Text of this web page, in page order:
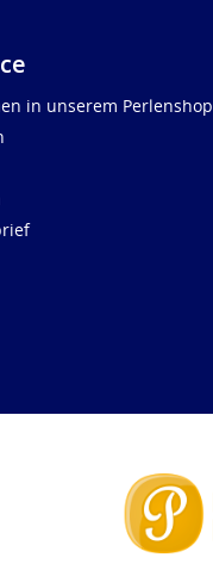
in unserem Perlenshop